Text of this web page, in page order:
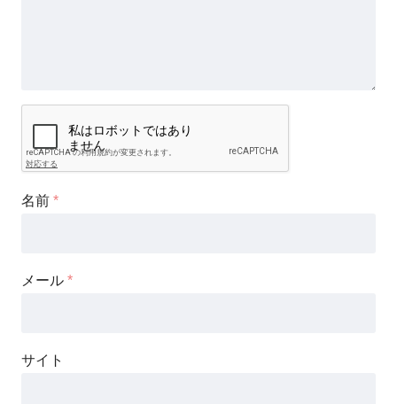
名前 *
メール *
サイト